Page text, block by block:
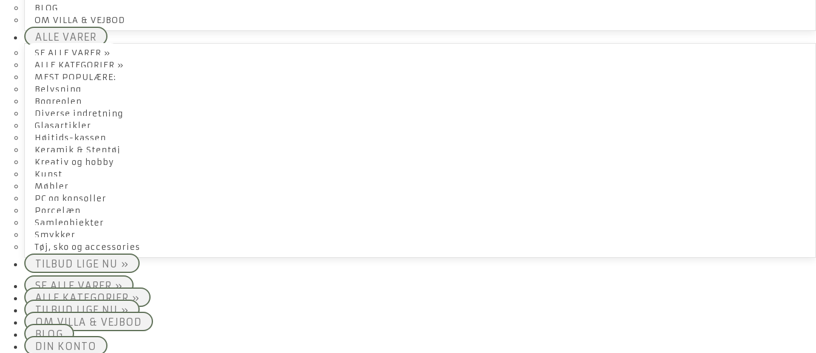
BLOG
OM VILLA & VEJBOD
ALLE VARER
SE ALLE VARER »
ALLE KATEGORIER »
MEST POPULÆRE:
Belysning
Bogreolen
Diverse indretning
Glasartikler
Højtids-kassen
Keramik & Stentøj
Kreativ og hobby
Kunst
Møbler
PC og konsoller
Porcelæn
Samleobjekter
Smykker
Tøj, sko og accessories
TILBUD LIGE NU »
SE ALLE VARER »
ALLE KATEGORIER »
TILBUD LIGE NU »
OM VILLA & VEJBOD
BLOG
DIN KONTO